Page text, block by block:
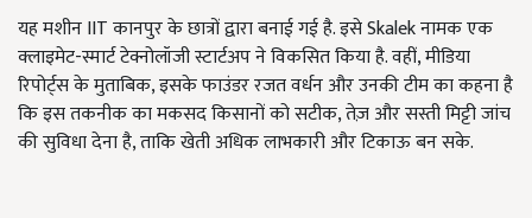
यह मशीन IIT कानपुर के छात्रों द्वारा बनाई गई है. इसे Skalek नामक एक
क्लाइमेट-स्मार्ट टेक्नोलॉजी स्टार्टअप ने विकसित किया है. वहीं, मीडिया
रिपोर्ट्स के मुताबिक, इसके फाउंडर रजत वर्धन और उनकी टीम का कहना है
कि इस तकनीक का मकसद किसानों को सटीक, तेज़ और सस्ती मिट्टी जांच
की सुविधा देना है, ताकि खेती अधिक लाभकारी और टिकाऊ बन सके.